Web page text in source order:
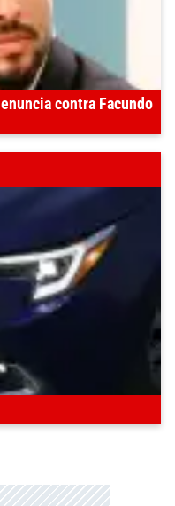
contra Facundo